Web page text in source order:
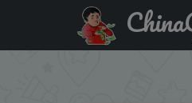
Придбати по знижці
6000 мАч батарея